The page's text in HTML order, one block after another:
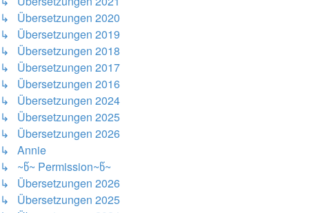
↳ Übersetzungen 2020
↳ Übersetzungen 2019
↳ Übersetzungen 2018
↳ Übersetzungen 2017
↳ Übersetzungen 2016
↳ Übersetzungen 2024
↳ Übersetzungen 2025
↳ Übersetzungen 2026
↳ Annie
↳ ~წ~ Permission~წ~
↳ Übersetzungen 2026
↳ Übersetzungen 2025